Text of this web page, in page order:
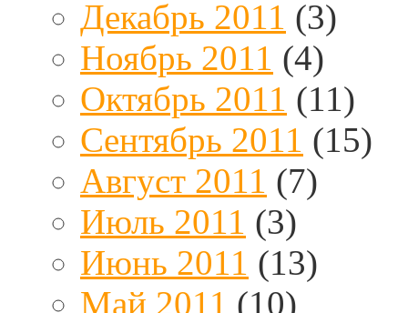
Декабрь 2011 (3)
Ноябрь 2011 (4)
Октябрь 2011 (11)
Сентябрь 2011 (15)
Август 2011 (7)
Июль 2011 (3)
Июнь 2011 (13)
Май 2011 (10)